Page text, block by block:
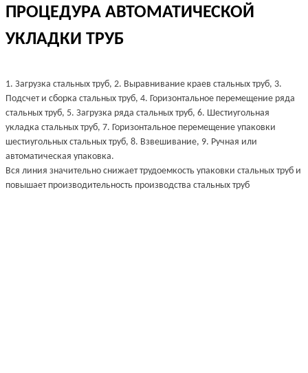
ПРОЦЕДУРА АВТОМАТИЧЕСКОЙ
УКЛАДКИ ТРУБ
1. Загрузка стальных труб, 2. Выравнивание краев стальных труб, 3.
Подсчет и сборка стальных труб, 4. Горизонтальное перемещение ряда
стальных труб, 5. Загрузка ряда стальных труб, 6. Шестиугольная
укладка стальных труб, 7. Горизонтальное перемещение упаковки
шестиугольных стальных труб, 8. Взвешивание, 9. Ручная или
автоматическая упаковка.
Вся линия значительно снижает трудоемкость упаковки стальных труб и
повышает производительность производства стальных труб